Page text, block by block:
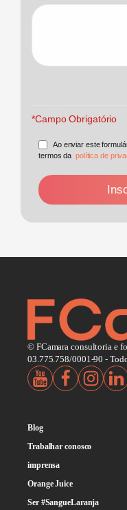
*Campo Obrigatório
Ao enviar este
termos da política de
© FCamara consultoria e
03.775.758/0001-90 -
Blog
Trabalhar conosco
imprensa
Orange Juice
Ser #SangueLaranja